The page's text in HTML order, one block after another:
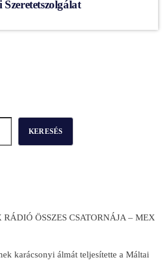
KERESÉS
ÖSSZES CSATORNÁJA – MEX
karácsonyi álmát teljesítette a Máltai